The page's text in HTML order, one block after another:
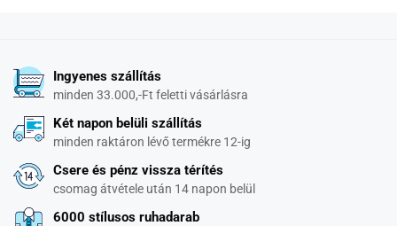
Ingyenes szállítás
minden 33.000,-Ft feletti vásárlásra
Két napon belüli szállítás
minden raktáron lévő termékre 12-ig
Csere és pénz vissza térítés
csomag átvétele után 14 napon belül
6000 stílusos ruhadarab